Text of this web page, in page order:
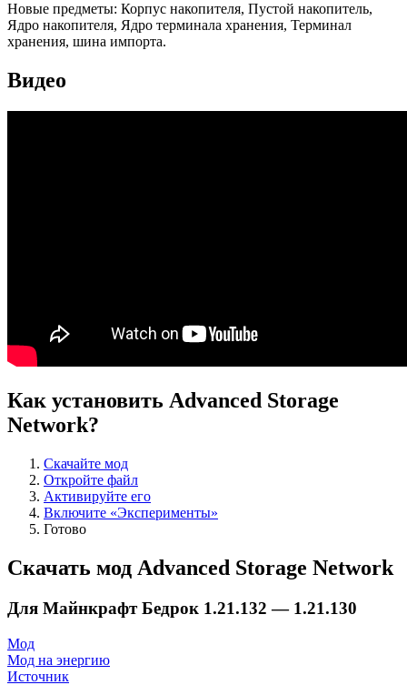
Новые предметы: Корпус накопителя, Пустой накопитель,
Ядро накопителя, Ядро терминала хранения, Терминал
хранения, шина импорта.
Видео
Как установить Advanced Storage
Network?
Скачайте мод
Откройте файл
Активируйте его
Включите «Эксперименты»
Готово
Скачать мод Advanced Storage Network
Для Майнкрафт Бедрок 1.21.132 — 1.21.130
Мод
Мод на энергию
Источник